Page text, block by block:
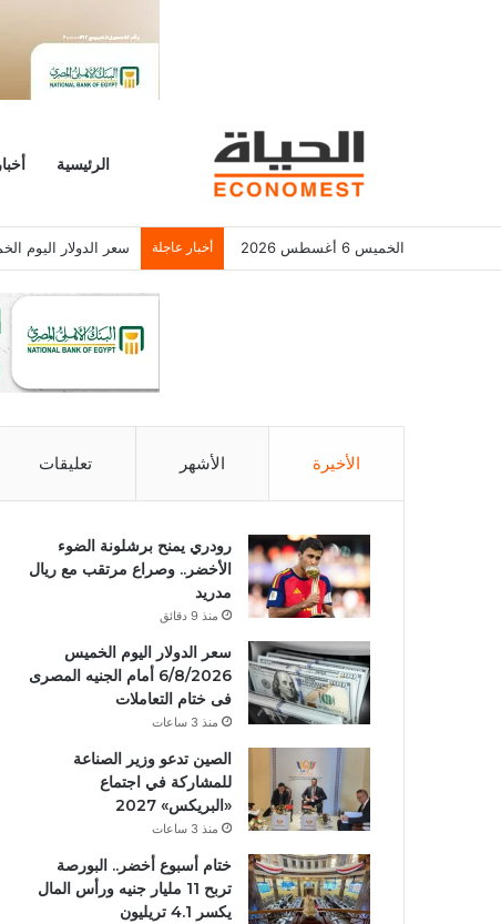
الرئيسية
الخميس 6 أغسطس 2026 أخبار عاجلة سعر الدولار اليوم الخميس 6/8/2026 أمام الجنيه المصرى فى
الأخيرة الأشهر تعليقات
رودري يمنح برشلونة الضوء
الأخضر.. وصراع مرتقب مع ريال
مدريد
منذ 9 دقائق
سعر الدولار اليوم الخميس
6/8/2026 أمام الجنيه المصرى
فى ختام التعاملات
منذ 3 ساعات
الصين تدعو وزير الصناعة
للمشاركة في اجتماع
«البريكس» 2027
منذ 3 ساعات
ختام أسبوع أخضر.. البورصة
تربح 11 مليار جنيه ورأس المال
يكسر 4.1 تريليون